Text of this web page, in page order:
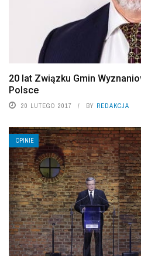
20 lat Związku Gmin
Polsce
20 LUTEGO 2017 BY REDAKCJA
OPINIE